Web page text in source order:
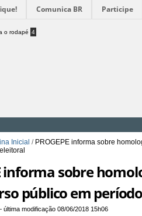
Comunica BR Participe
o rodapé 4
Inicial / PROGEPE informa sobre
informa sobre
público em
última modificação 08/06/2018 15h06